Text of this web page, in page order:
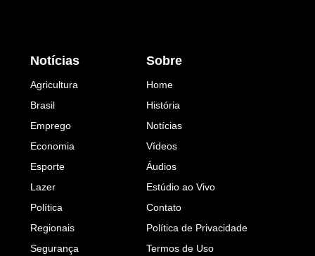
Notícias
Agricultura
Brasil
Emprego
Economia
Esporte
Lazer
Política
Regionais
Segurança
Sobre
Home
História
Notícias
Vídeos
Áudios
Estúdio ao Vivo
Contato
Política de Privacidade
Termos de Uso